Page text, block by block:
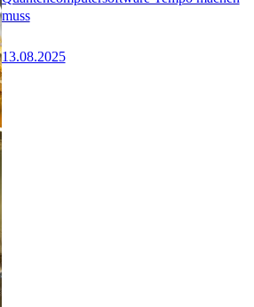
muss
13.08.2025